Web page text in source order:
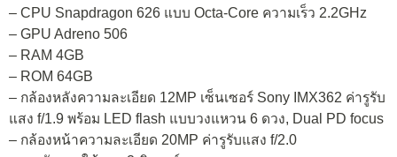
– CPU Snapdragon 626 แบบ Octa-Core ความเร็ว 2.2GHz
– GPU Adreno 506
– RAM 4GB
– ROM 64GB
– กล้องหลังความละเอียด 12MP เซ็นเซอร์ Sony IMX362 ค่ารูรับ
แสง f/1.9 พร้อม LED flash แบบวงแหวน 6 ดวง, Dual PD focus
– กล้องหน้าความละเอียด 20MP ค่ารูรับแสง f/2.0